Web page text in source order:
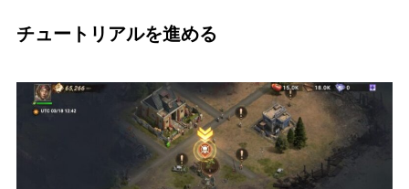
チュートリアルを進める